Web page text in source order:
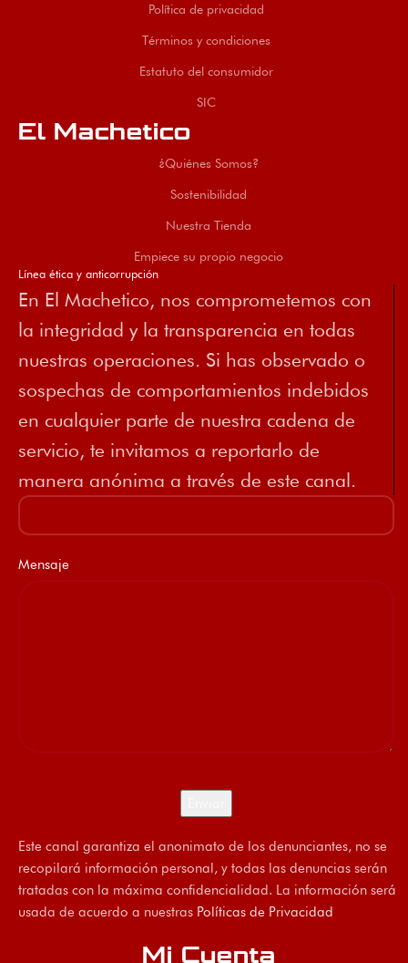
Política de privacidad
Términos y condiciones
Estatuto del consumidor
SIC
El Machetico
¿Quiénes Somos?
Sostenibilidad
Nuestra Tienda
Empiece su propio negocio
Línea ética y anticorrupción
En El Machetico, nos comprometemos con
la integridad y la transparencia en todas
nuestras operaciones. Si has observado o
sospechas de comportamientos indebidos
en cualquier parte de nuestra cadena de
servicio, te invitamos a reportarlo de
manera anónima a través de este canal.
Mensaje
Este canal garantiza el anonimato de los denunciantes, no se
recopilará información personal, y todas las denuncias serán
tratadas con la máxima confidencialidad. La información será
usada de acuerdo a nuestras Políticas de Privacidad
Mi Cuenta